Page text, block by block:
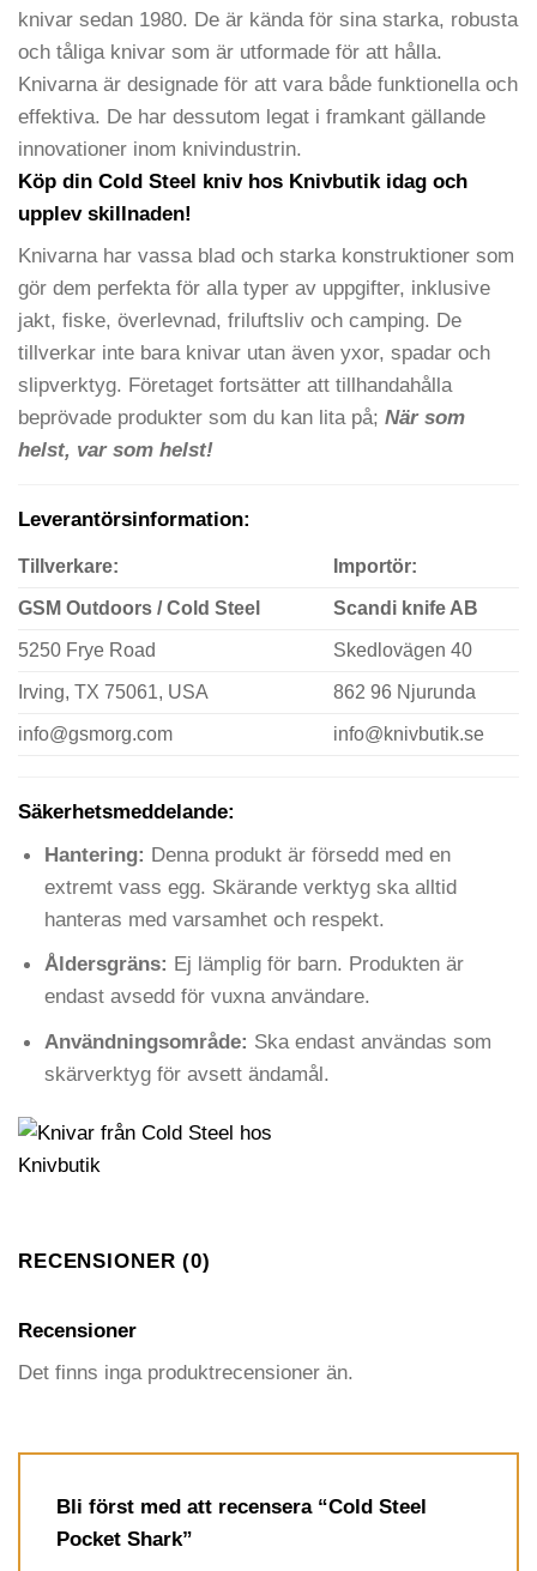
knivar sedan 1980. De är kända för sina starka, robusta
och tåliga knivar som är utformade för att hålla.
Knivarna är designade för att vara både funktionella och
effektiva. De har dessutom legat i framkant gällande
innovationer inom knivindustrin.
Köp din Cold Steel kniv hos Knivbutik idag och
upplev skillnaden!
Knivarna har vassa blad och starka konstruktioner som
gör dem perfekta för alla typer av uppgifter, inklusive
jakt, fiske, överlevnad, friluftsliv och camping. De
tillverkar inte bara knivar utan även yxor, spadar och
slipverktyg. Företaget fortsätter att tillhandahålla
beprövade produkter som du kan lita på; När som
helst, var som helst!
Leverantörsinformation:
Tillverkare: Importör:
GSM Outdoors / Cold Steel Scandi knife AB
5250 Frye Road Skedlovägen 40
Irving, TX 75061, USA 862 96 Njurunda
info@gsmorg.com info@knivbutik.se
Säkerhetsmeddelande:
Hantering: Denna produkt är försedd med en
extremt vass egg. Skärande verktyg ska alltid
hanteras med varsamhet och respekt.
Åldersgräns: Ej lämplig för barn. Produkten är
endast avsedd för vuxna användare.
Användningsområde: Ska endast användas som
skärverktyg för avsett ändamål.
RECENSIONER (0)
Recensioner
Det finns inga produktrecensioner än.
Bli först med att recensera “Cold Steel
Pocket Shark”